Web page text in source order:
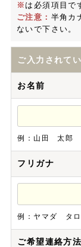
※ は必須項目で
ご注意： 半角カ
ないで下さい。
ご入力されて
お名前
例：山田 太郎
フリガナ
例：ヤマダ タロ
ご希望連絡方法